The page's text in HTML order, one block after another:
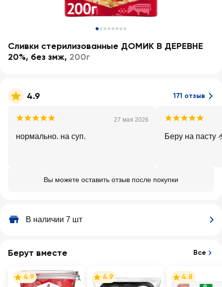
Сливки стерилизованные ДОМИК В ДЕРЕВНЕ
20%, без змж, 200г
4.9 171 отзыв
27 мая 2026
нормально. на суп. Беру на пасту
Вы можете оставить отзыв после покупки
В наличии 7 шт
Берут вместе Все
4.9 4.9 4.8